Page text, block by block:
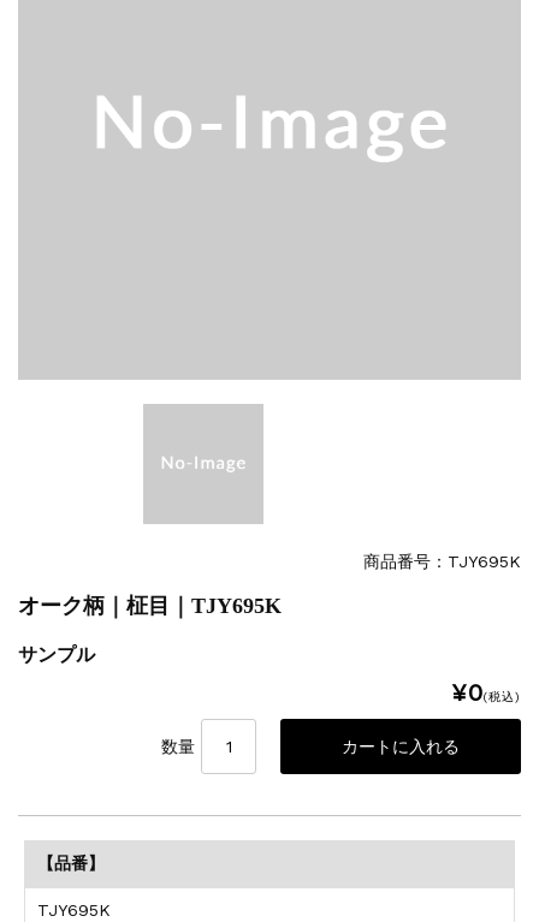
商品番号：TJY695K
オーク柄｜柾目｜TJY695K
サンプル
¥0(税込)
数量
【品番】
TJY695K